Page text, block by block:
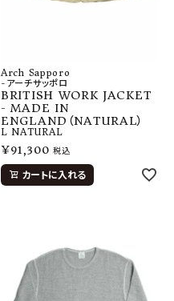
Arch Sapporo
-アーチサッポロ
BRITISH WORK JACKET
- MADE IN
ENGLAND（NATURAL）
L NATURAL
¥91,300 税込
カートに入れる